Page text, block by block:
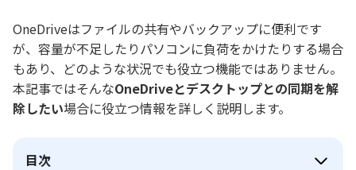
OneDriveはファイルの共有やバックアップに便利です
が、容量が不足したりパソコンに負荷をかけたりする場合
もあり、どのような状況でも役立つ機能ではありません。
本記事ではそんなOneDriveとデスクトップとの同期を解
除したい場合に役立つ情報を詳しく説明します。
目次